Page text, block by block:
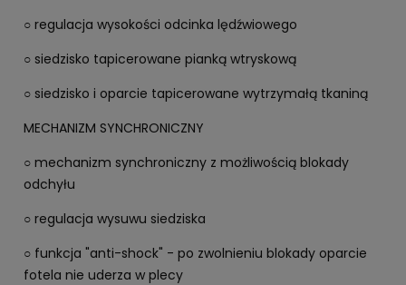
○ regulacja wysokości odcinka lędźwiowego
○ siedzisko tapicerowane pianką wtryskową
○ siedzisko i oparcie tapicerowane wytrzymałą tkaniną
MECHANIZM SYNCHRONICZNY
○ mechanizm synchroniczny z możliwością blokady
odchyłu
○ regulacja wysuwu siedziska
○ funkcja "anti-shock" - po zwolnieniu blokady oparcie
fotela nie uderza w plecy